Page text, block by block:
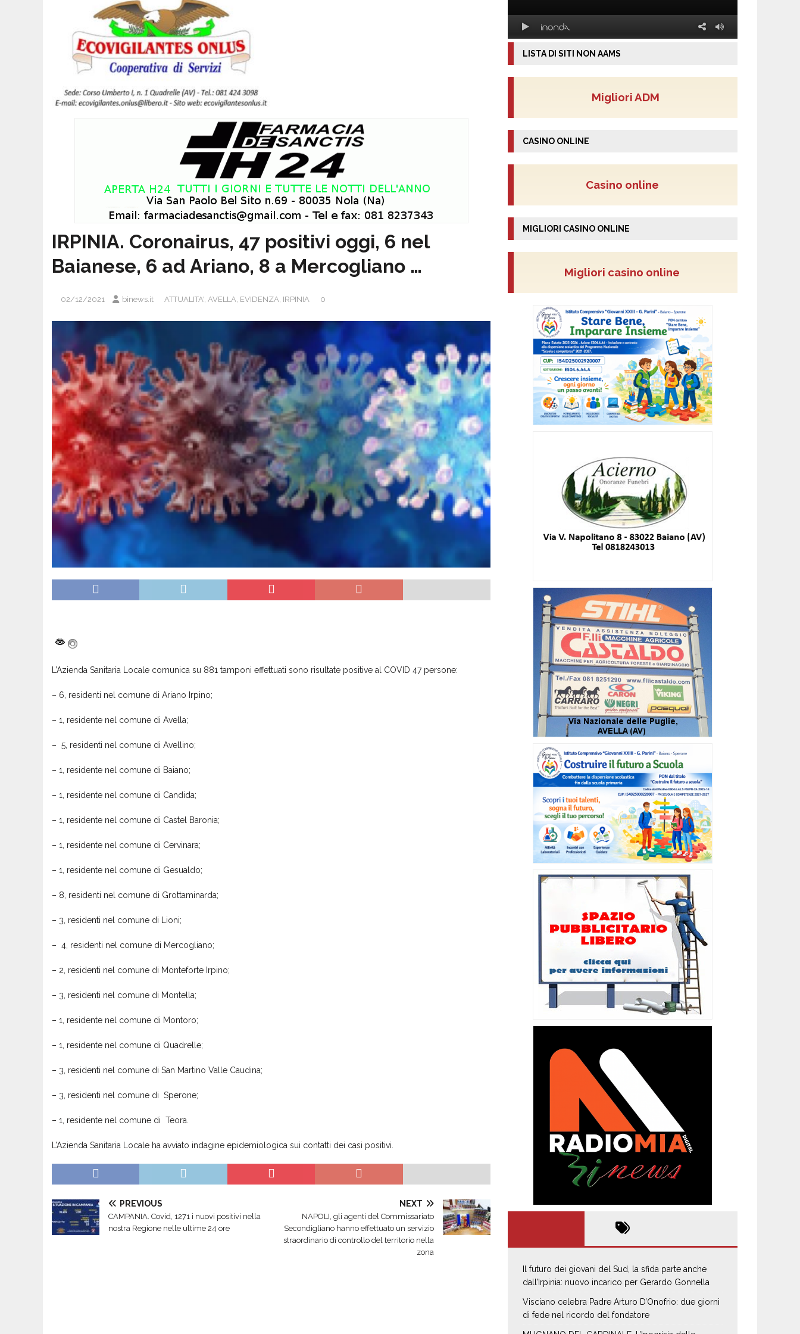
IRPINIA. Coronairus, 47 positivi oggi, 6 nel
Baianese, 6 ad Ariano, 8 a Mercogliano …
02/12/2021 binews.it ATTUALITA' AVELLA EVIDENZA IRPINIA 0
L’Azienda Sanitaria Locale comunica su 881 tamponi effettuati sono risultate positive al COVID 47 persone:
– 6, residenti nel comune di Ariano Irpino;
– 1, residente nel comune di Avella;
– 5, residenti nel comune di Avellino;
– 1, residente nel comune di Baiano;
– 1, residente nel comune di Candida;
– 1, residente nel comune di Castel Baronia;
– 1, residente nel comune di Cervinara;
– 1, residente nel comune di Gesualdo;
– 8, residenti nel comune di Grottaminarda;
– 3, residenti nel comune di Lioni;
– 4, residenti nel comune di Mercogliano;
– 2, residenti nel comune di Monteforte Irpino;
– 3, residenti nel comune di Montella;
– 1, residente nel comune di Montoro;
– 1, residente nel comune di Quadrelle;
– 3, residenti nel comune di San Martino Valle Caudina;
– 3, residenti nel comune di Sperone;
– 1, residente nel comune di Teora.
L’Azienda Sanitaria Locale ha avviato indagine epidemiologica sui contatti dei casi positivi.
PREVIOUS
CAMPANIA. Covid, 1271 i nuovi positivi nella
nostra Regione nelle ultime 24 ore
NEXT
NAPOLI, gli agenti del Commissariato
Secondigliano hanno effettuato un servizio
straordinario di controllo del territorio nella
zona
LISTA DI SITI NON AAMS
Migliori ADM
CASINO ONLINE
Casino online
MIGLIORI CASINO ONLINE
Migliori casino online
Il futuro dei giovani del Sud, la sfida parte anche
dall’Irpinia: nuovo incarico per Gerardo Gonnella
Visciano celebra Padre Arturo D’Onofrio: due giorni
di fede nel ricordo del fondatore